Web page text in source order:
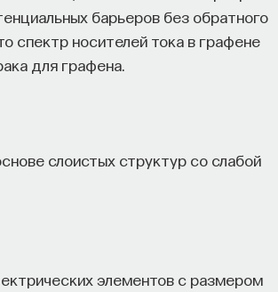
барьеров без обратного
спектр носителей тока в графене
для графена.
слоистых структур со слабой
элементов с размером